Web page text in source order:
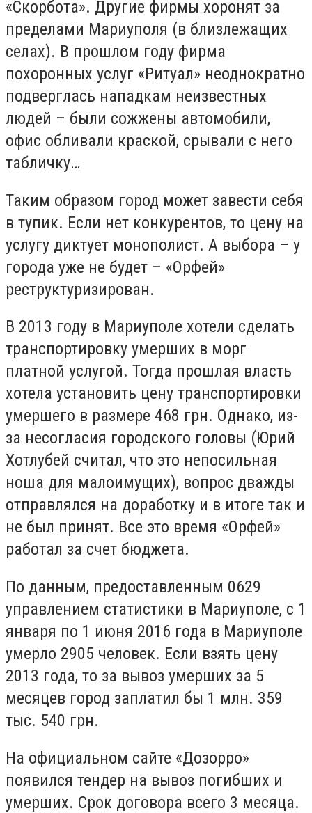
«Скорбота». Другие фирмы хоронят за
пределами Мариуполя (в близлежащих
селах). В прошлом году фирма
похоронных услуг «Ритуал» неоднократно
подверглась нападкам неизвестных
людей – были сожжены автомобили,
офис обливали краской, срывали с него
табличку…
Таким образом город может завести себя
в тупик. Если нет конкурентов, то цену на
услугу диктует монополист. А выбора – у
города уже не будет – «Орфей»
реструктуризирован.
В 2013 году в Мариуполе хотели сделать
транспортировку умерших в морг
платной услугой. Тогда прошлая власть
хотела установить цену транспортировки
умершего в размере 468 грн. Однако, из-
за несогласия городского головы (Юрий
Хотлубей считал, что это непосильная
ноша для малоимущих), вопрос дважды
отправлялся на доработку и в итоге так и
не был принят. Все это время «Орфей»
работал за счет бюджета.
По данным, предоставленным 0629
управлением статистики в Мариуполе, с 1
января по 1 июня 2016 года в Мариуполе
умерло 2905 человек. Если взять цену
2013 года, то за вывоз умерших за 5
месяцев город заплатил бы 1 млн. 359
тыс. 540 грн.
На официальном сайте «Дозорро»
появился тендер на вывоз погибших и
умерших. Срок договора всего 3 месяца.